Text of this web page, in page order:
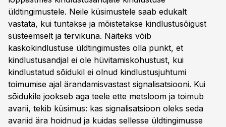
üldtingimustele. Neile küsimustele saab edukalt
vastata, kui tuntakse ja mõistetakse kindlustusõigust
süsteemselt ja tervikuna. Näiteks võib
kaskokindlustuse üldtingimustes olla punkt, et
kindlustusandjal ei ole hüvitamiskohustust, kui
kindlustatud sõidukil ei olnud kindlustusjuhtumi
toimumise ajal ärandamisvastast signalisatsiooni. Kui
sõidukile jookseb aga teele ette metsloom ja toimub
avarii, tekib küsimus: kas signalisatsioon oleks seda
avariid ära hoidnud ja kuidas sellesse üldtingimusse